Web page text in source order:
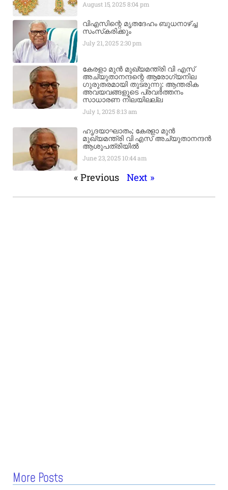
August 15, 20258:04 pm
വിഎസിന്റെ മൃതദേഹം ബുധനാഴ്ച്ച
സംസ്‌കരിക്കും
July 21, 20252:30 pm
കേരളാ മുൻ മുഖ്യമന്ത്രി വി എസ്
അച്യുതാനന്ദന്റെ ആരോഗ്യനില
ഗുരുതരമായി തുടരുന്നു: ആന്തരിക
അവയവങ്ങളുടെ പ്രവർത്തനം
സാധാരണ നിലയിലല്ല
July 1, 20258:13 am
ഹൃദയാഘാതം; കേരളാ മുൻ
മുഖ്യമന്ത്രി വി എസ് അച്യുതാനന്ദൻ
ആശുപത്രിയിൽ
June 23, 2025 10:44 am
« Previous Next »
More Posts